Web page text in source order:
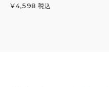
¥4,598 税込